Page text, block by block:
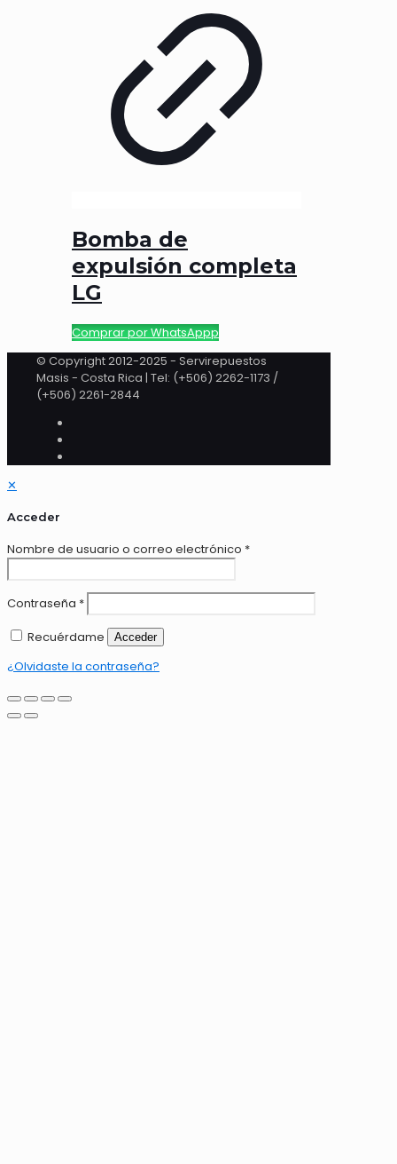
Bomba de
expulsión completa
LG
Comprar por WhatsAppp
© Copyright 2012-2025 - Servirepuestos
Masis - Costa Rica | Tel: (+506) 2262-1173 /
(+506) 2261-2844
✕
Acceder
Nombre de usuario o correo electrónico *
Contraseña *
Recuérdame
Acceder
¿Olvidaste la contraseña?